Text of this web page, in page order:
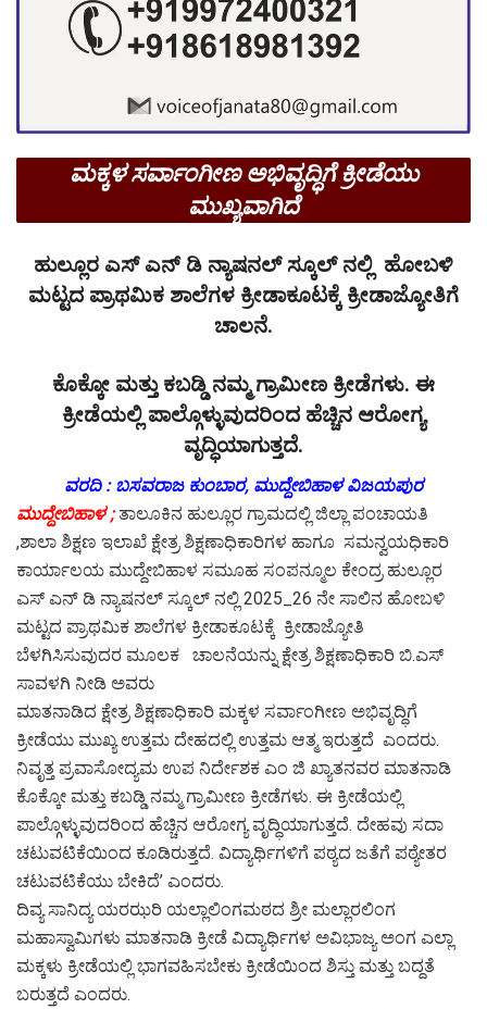
ಮಕ್ಕಳ ಸರ್ವಾಂಗೀಣ ಅಭಿವೃದ್ಧಿಗೆ ಕ್ರೀಡೆಯು
ಮುಖ್ಯವಾಗಿದೆ
ಹುಲ್ಲೂರ ಎಸ್ ಎನ್ ಡಿ ನ್ಯಾಷನಲ್ ಸ್ಕೂಲ್ ನಲ್ಲಿ ಹೋಬಳಿ
ಮಟ್ಟದ ಪ್ರಾಥಮಿಕ ಶಾಲೆಗಳ ಕ್ರೀಡಾಕೂಟಕ್ಕೆ ಕ್ರೀಡಾಜ್ಯೋತಿಗೆ
ಚಾಲನೆ.
ಕೊಕ್ಕೋ ಮತ್ತು ಕಬಡ್ಡಿ ನಮ್ಮ ಗ್ರಾಮೀಣ ಕ್ರೀಡೆಗಳು. ಈ
ಕ್ರೀಡೆಯಲ್ಲಿ ಪಾಲ್ಗೊಳ್ಳುವುದರಿಂದ ಹೆಚ್ಚಿನ ಆರೋಗ್ಯ
ವೃದ್ಧಿಯಾಗುತ್ತದೆ.
ವರದಿ : ಬಸವರಾಜ ಕುಂಬಾರ, ಮುದ್ದೇಬಿಹಾಳ ವಿಜಯಪುರ
ಮುದ್ದೇಬಿಹಾಳ ; ತಾಲೂಕಿನ ಹುಲ್ಲೂರ ಗ್ರಾಮದಲ್ಲಿ ಜಿಲ್ಲಾ ಪಂಚಾಯತಿ
,ಶಾಲಾ ಶಿಕ್ಷಣ ಇಲಾಖೆ ಕ್ಷೇತ್ರ ಶಿಕ್ಷಣಾಧಿಕಾರಿಗಳ ಹಾಗೂ ಸಮನ್ವಯಧಿಕಾರಿ
ಕಾರ್ಯಾಲಯ ಮುದ್ದೇಬಿಹಾಳ ಸಮೂಹ ಸಂಪನ್ಮೂಲ ಕೇಂದ್ರ ಹುಲ್ಲೂರ
ಎಸ್ ಎನ್ ಡಿ ನ್ಯಾಷನಲ್ ಸ್ಕೂಲ್ ನಲ್ಲಿ 2025_26 ನೇ ಸಾಲಿನ ಹೋಬಳಿ
ಮಟ್ಟದ ಪ್ರಾಥಮಿಕ ಶಾಲೆಗಳ ಕ್ರೀಡಾಕೂಟಕ್ಕೆ ಕ್ರೀಡಾಜ್ಯೋತಿ
ಬೆಳಗಿಸಿಸುವುದರ ಮೂಲಕ ಚಾಲನೆಯನ್ನು ಕ್ಷೇತ್ರ ಶಿಕ್ಷಣಾಧಿಕಾರಿ ಬಿ.ಎಸ್
ಸಾವಳಗಿ ನೀಡಿ ಅವರು
ಮಾತನಾಡಿದ ಕ್ಷೇತ್ರ ಶಿಕ್ಷಣಾಧಿಕಾರಿ ಮಕ್ಕಳ ಸರ್ವಾಂಗೀಣ ಅಭಿವೃದ್ಧಿಗೆ
ಕ್ರೀಡೆಯು ಮುಖ್ಯ ಉತ್ತಮ ದೇಹದಲ್ಲಿ ಉತ್ತಮ ಆತ್ಮ ಇರುತ್ತದೆ ಎಂದರು.
ನಿವೃತ್ತ ಪ್ರವಾಸೋದ್ಯಮ ಉಪ ನಿರ್ದೇಶಕ ಎಂ‌ ಜಿ ಖ್ಯಾತನವರ ಮಾತನಾಡಿ
ಕೊಕ್ಕೋ ಮತ್ತು ಕಬಡ್ಡಿ ನಮ್ಮ ಗ್ರಾಮೀಣ ಕ್ರೀಡೆಗಳು. ಈ ಕ್ರೀಡೆಯಲ್ಲಿ
ಪಾಲ್ಗೊಳ್ಳುವುದರಿಂದ ಹೆಚ್ಚಿನ ಆರೋಗ್ಯ ವೃದ್ಧಿಯಾಗುತ್ತದೆ. ದೇಹವು ಸದಾ
ಚಟುವಟಿಕೆಯಿಂದ ಕೂಡಿರುತ್ತದೆ. ವಿದ್ಯಾರ್ಥಿಗಳಿಗೆ ಪಠ್ಯದ ಜತೆಗೆ ಪಠ್ಯೇತರ
ಚಟುವಟಿಕೆಯು ಬೇಕಿದೆ’ ಎಂದರು.
ದಿವ್ಯ ಸಾನಿದ್ಯ ಯರಝರಿ ಯಲ್ಲಾಲಿಂಗಮಠದ ಶ್ರೀ ಮಲ್ಲಾರಲಿಂಗ
ಮಹಾಸ್ವಾಮಿಗಳು ಮಾತನಾಡಿ ಕ್ರೀಡೆ ವಿದ್ಯಾರ್ಥಿಗಳ ಅವಿಭಾಜ್ಯ ಅಂಗ ಎಲ್ಲಾ
ಮಕ್ಕಳು ಕ್ರೀಡೆಯಲ್ಲಿ ಭಾಗವಹಿಸಬೇಕು ಕ್ರೀಡೆಯಿಂದ ಶಿಸ್ತು ಮತ್ತು ಬದ್ದತೆ
ಬರುತ್ತದೆ ಎಂದರು.